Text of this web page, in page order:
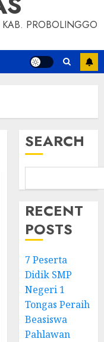
PROBOLINGGO
SEARCH
RECENT
POSTS
7 Peserta
Didik SMP
Negeri 1
Tongas Peraih
Beasiswa
Pahlawan